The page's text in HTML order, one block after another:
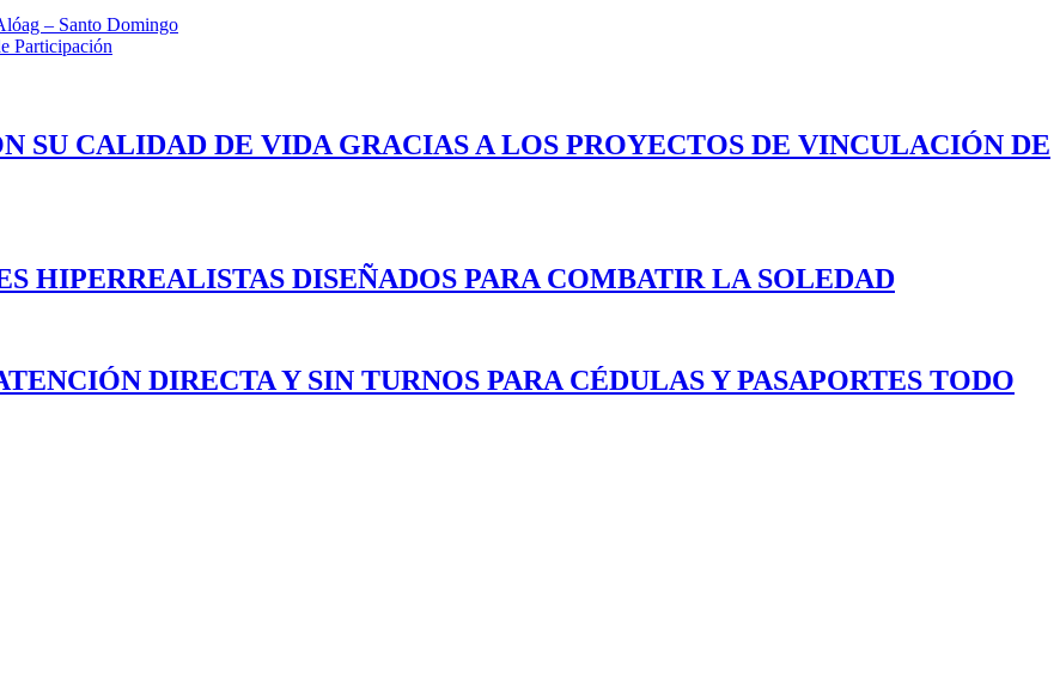
– Santo Domingo
Participación
SU CALIDAD DE VIDA GRACIAS A LOS PROYECTOS DE VINCULACIÓN DE
HIPERREALISTAS DISEÑADOS PARA COMBATIR LA SOLEDAD
DIRECTA Y SIN TURNOS PARA CÉDULAS Y PASAPORTES TODO